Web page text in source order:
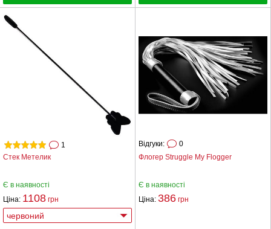
Стек Метелик
1
Є в наявності
Ціна: 1108 грн
Флогер Struggle My Flogger
Відгуки: 0
Є в наявності
Ціна: 386 грн